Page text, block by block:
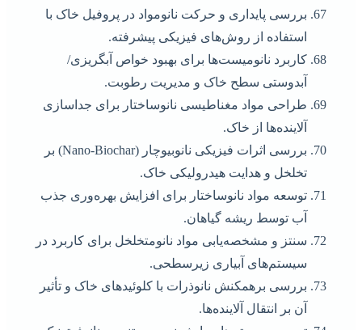
بررسی پایداری و حرکت نانومواد در پروفیل خاک با
استفاده از روش‌های فیزیکی پیشرفته.
کاربرد نانومیست‌ها برای بهبود خواص آبگریزی/
آبدوستی سطح خاک و مدیریت رطوبت.
طراحی مواد مغناطیسی نانوساختار برای جداسازی
آلاینده‌ها از خاک.
بررسی اثرات فیزیکی نانوبیوچار (Nano-Biochar) بر
تخلخل و هدایت هیدرولیکی خاک.
توسعه مواد نانوساختار برای افزایش بهره‌وری جذب
آب توسط ریشه گیاهان.
سنتز و مشخصه‌یابی مواد نانومتخلخل برای کاربرد در
سیستم‌های آبیاری زیرسطحی.
بررسی برهمکنش نانوذرات با کلوئیدهای خاک و تأثیر
آن بر انتقال آلاینده‌ها.